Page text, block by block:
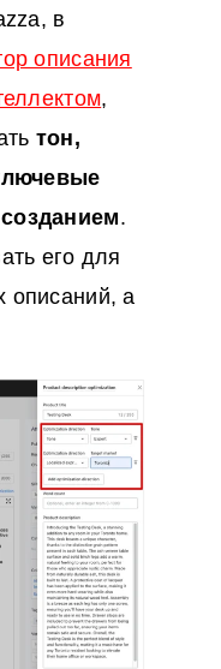
в
описания
,
тон,
.
его для
описаний, а